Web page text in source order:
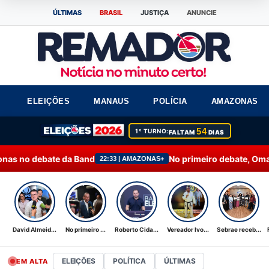
ÚLTIMAS BRASIL JUSTIÇA ANUNCIE
ELEIÇÕES MANAUS POLÍCIA AMAZONAS
1º TURNO:FALTAM54DIAS
22:33 | AMAZONAS+ No primeiro debate, Omar destaca
David Almeid... No primeiro ... Roberto Cida... Vereador Ivo... Sebrae receb...
EM ALTA ELEIÇÕES POLÍTICA ÚLTIMAS